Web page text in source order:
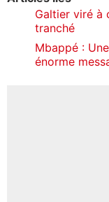
Galtier viré à
tranché
Mbappé :
énorme